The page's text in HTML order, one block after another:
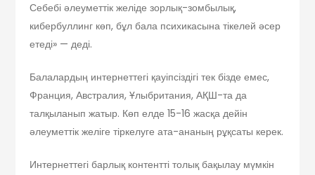
Себебі әлеуметтік желіде зорлық-зомбылық,
кибербуллинг көп, бұл бала психикасына тікелей әсер
етеді» — деді.
Балалардың интернеттегі қауіпсіздігі тек бізде емес,
Франция, Австралия, Ұлыбритания, АҚШ-та да
талқыланып жатыр. Көп елде 15-16 жасқа дейін
әлеуметтік желіге тіркелуге ата-ананың рұқсаты керек.
Интернеттегі барлық контентті толық бақылау мүмкін